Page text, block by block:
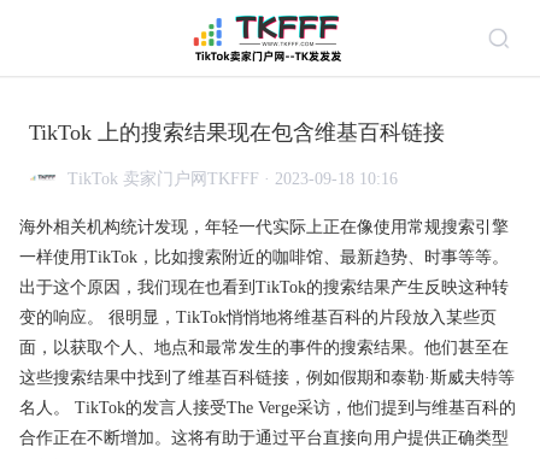
TikTok 上的搜索结果现在包含维基百科链接
TikTok 卖家门户网TKFFF · 2023-09-18 10:16
海外相关机构统计发现，年轻一代实际上正在像使用常规搜索引擎
一样使用TikTok，比如搜索附近的咖啡馆、最新趋势、时事等等。
出于这个原因，我们现在也看到TikTok的搜索结果产生反映这种转
变的响应。 很明显，TikTok悄悄地将维基百科的片段放入某些页
面，以获取个人、地点和最常发生的事件的搜索结果。他们甚至在
这些搜索结果中找到了维基百科链接，例如假期和泰勒·斯威夫特等
名人。 TikTok的发言人接受The Verge采访，他们提到与维基百科的
合作正在不断增加。这将有助于通过平台直接向用户提供正确类型